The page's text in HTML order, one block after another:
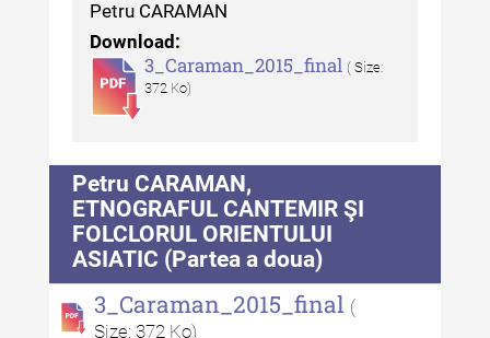
Buletinul Centrului de Cercetare
și Conservare-Restaurare a
Patrimoniului - 2020
Buletinul Centrului de Cercetare
Patrimoniului - 2019
Indexul Complet
MediCult - Revista de mediere
culturală
Petru CARAMAN
Download:
3_Caraman_2015_final ( Size:
372 Ko)
Petru CARAMAN,
ETNOGRAFUL CANTEMIR ŞI
FOLCLORUL ORIENTULUI
ASIATIC (Partea a doua)
3_Caraman_2015_final (
Size: 372 Ko)